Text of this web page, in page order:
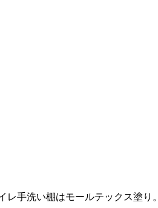
手洗い棚はモールテックス塗り。